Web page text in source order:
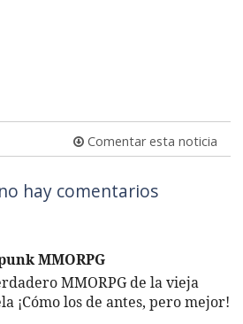
Comentar esta noticia
hay comentarios
MMORPG
MMORPG de la vieja
¡Cómo los de antes, pero mejor!